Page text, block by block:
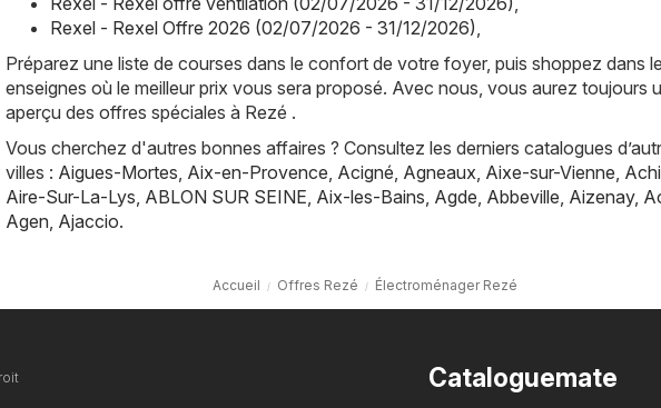
Rexel - Rexel Offre 2026 (02/07/2026 - 31/12/2026),
Préparez une liste de courses dans le confort de votre foyer, puis shoppez dans
enseignes où le meilleur prix vous sera proposé. Avec nous, vous aurez toujours
aperçu des offres spéciales à Rezé .
Vous cherchez d'autres bonnes affaires ? Consultez les derniers catalogues
villes : Aigues-Mortes, Aix-en-Provence, Acigné, Agneaux, Aixe-sur-Vienne,
Aire-Sur-La-Lys, ABLON SUR SEINE, Aix-les-Bains, Agde, Abbeville, Aizenay,
Agen, Ajaccio.
Accueil Offres Rezé Électroménager Rezé
Cataloguemate